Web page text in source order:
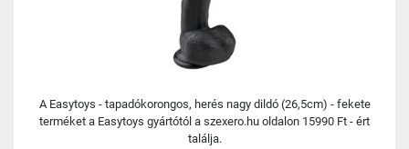
A Easytoys - tapadókorongos, herés nagy dildó (26,5cm) - fekete
terméket a Easytoys gyártótól a szexero.hu oldalon 15990 Ft - ért
találja.